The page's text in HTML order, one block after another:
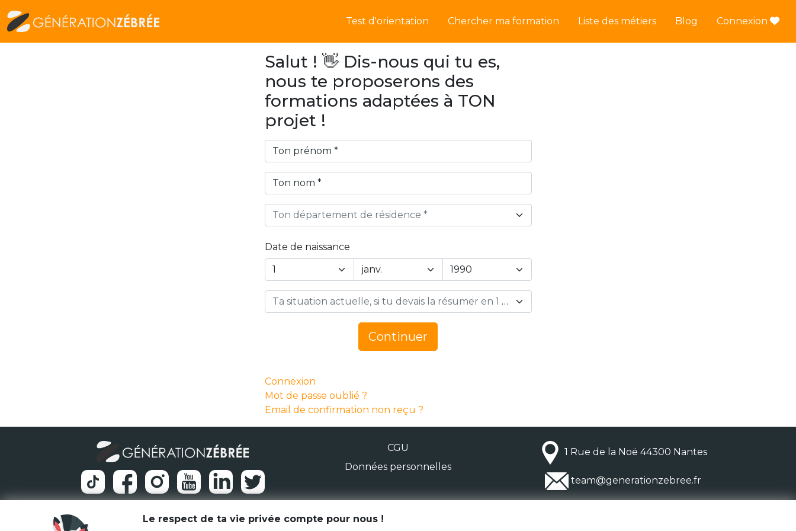
Test d'orientation Chercher ma formation Liste des métiers Blog Connexion
Salut ! 👋 Dis-nous qui tu es,
nous te proposerons des
formations adaptées à TON
projet !
Ton département de résidence *
Date de naissance
Year
Ta situation actuelle, si tu devais la résumer en 1 mot… *
Continuer
Connexion
Mot de passe oublié ?
Email de confirmation non reçu ?
CGU
Données personnelles
1 Rue de la Noë 44300 Nantes
team@generationzebree.fr
© Génération Zébrée 2026
Le respect de ta vie privée compte pour nous !